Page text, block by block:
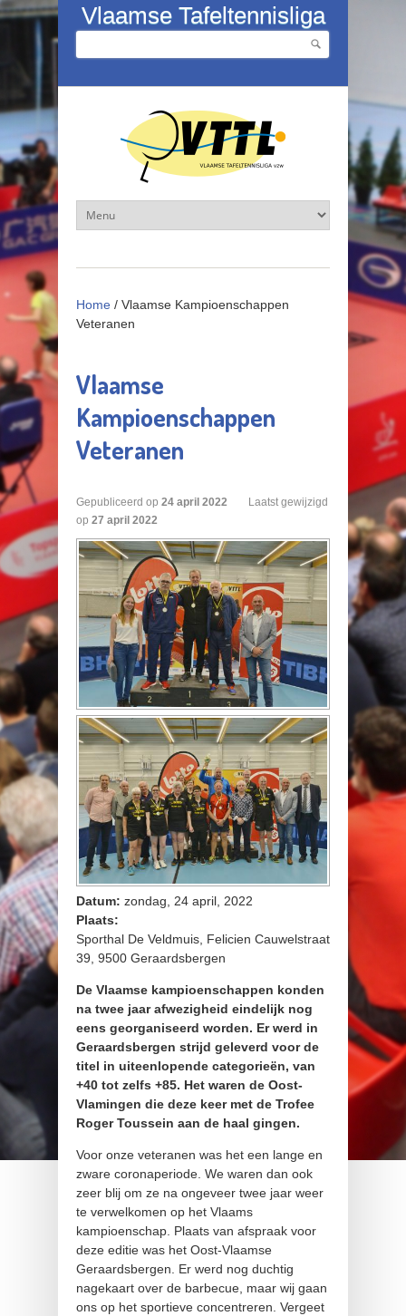
Overslaan en naar de inhoud gaan
Vlaamse Tafeltennisliga
Zoekveld
Home / Vlaamse Kampioenschappen
Veteranen
Vlaamse
Kampioenschappen
Veteranen
Gepubliceerd op 24 april 2022
Laatst gewijzigd
op 27 april 2022
Datum: zondag, 24 april, 2022
Plaats:
Sporthal De Veldmuis, Felicien Cauwelstraat
39, 9500 Geraardsbergen
De Vlaamse kampioenschappen konden
na twee jaar afwezigheid eindelijk nog
eens georganiseerd worden. Er werd in
Geraardsbergen strijd geleverd voor de
titel in uiteenlopende categorieën, van
+40 tot zelfs +85. Het waren de Oost-
Vlamingen die deze keer met de Trofee
Roger Toussein aan de haal gingen.
Voor onze veteranen was het een lange en
zware coronaperiode. We waren dan ook
zeer blij om ze na ongeveer twee jaar weer
te verwelkomen op het Vlaams
kampioenschap. Plaats van afspraak voor
deze editie was het Oost-Vlaamse
Geraardsbergen. Er werd nog duchtig
nagekaart over de barbecue, maar wij gaan
ons op het sportieve concentreren. Vergeet